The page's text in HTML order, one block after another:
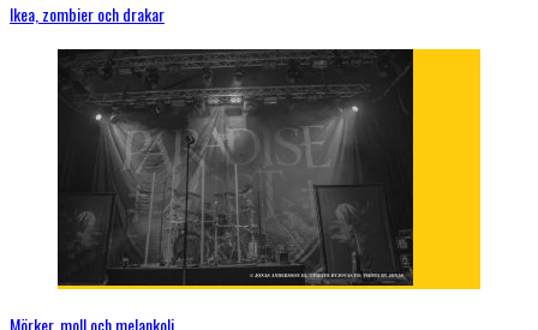
Ikea, zombier och drakar
Mörker, moll och melankoli